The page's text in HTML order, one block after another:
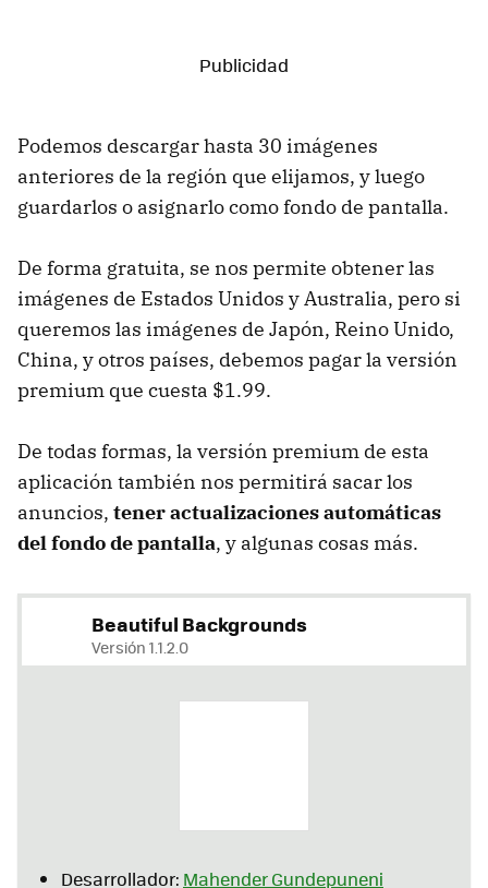
Podemos descargar hasta 30 imágenes
anteriores de la región que elijamos, y luego
guardarlos o asignarlo como fondo de pantalla.
De forma gratuita, se nos permite obtener las
imágenes de Estados Unidos y Australia, pero si
queremos las imágenes de Japón, Reino Unido,
China, y otros países, debemos pagar la versión
premium que cuesta $1.99.
De todas formas, la versión premium de esta
aplicación también nos permitirá sacar los
anuncios, tener actualizaciones automáticas
del fondo de pantalla, y algunas cosas más.
Beautiful Backgrounds
Versión 1.1.2.0
Desarrollador: Mahender Gundepuneni